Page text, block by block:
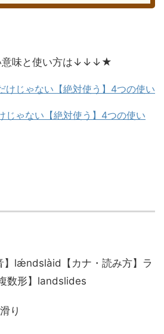
意味と使い方は↓↓↓★
ゃない【絶対使う】4つの使い
】lǽndslàid【カナ・読み方】ラ
数形】landslides
り